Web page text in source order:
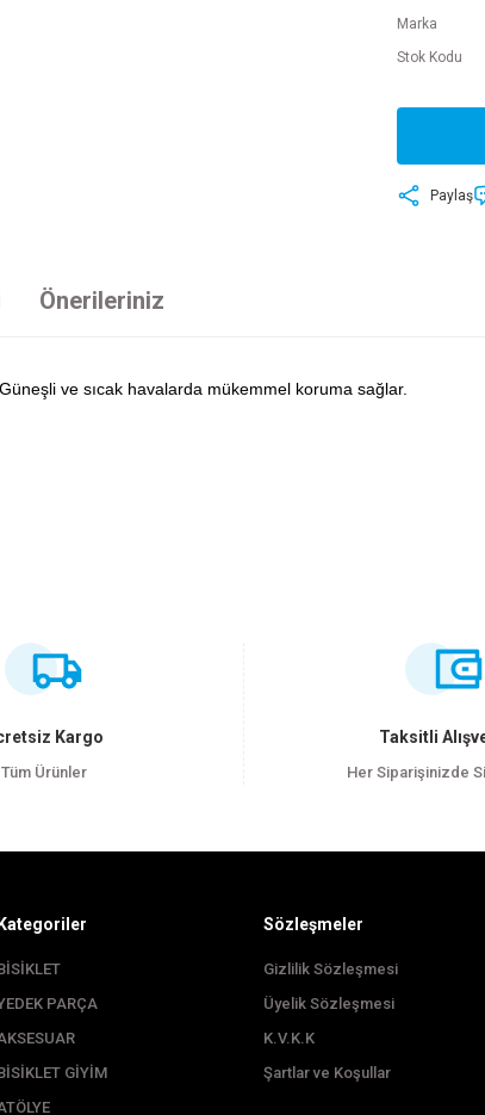
Marka
Stok Kodu
Paylaş
Önerileriniz
ve sıcak havalarda mükemmel koruma sağlar.
Kargo
Tüm Ürünler
Taksitli
Her Siparişinizde
Kategoriler
PARÇA
GİYİM
Sözleşmeler
Gizlilik Sözleşmesi
Üyelik Sözleşmesi
K.V.K.K
Şartlar ve Koşullar